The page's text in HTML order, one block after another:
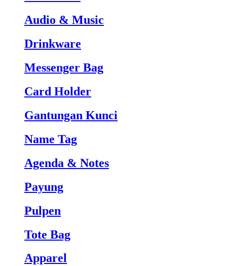
Audio & Music
Drinkware
Messenger Bag
Card Holder
Gantungan Kunci
Name Tag
Agenda & Notes
Payung
Pulpen
Tote Bag
Apparel